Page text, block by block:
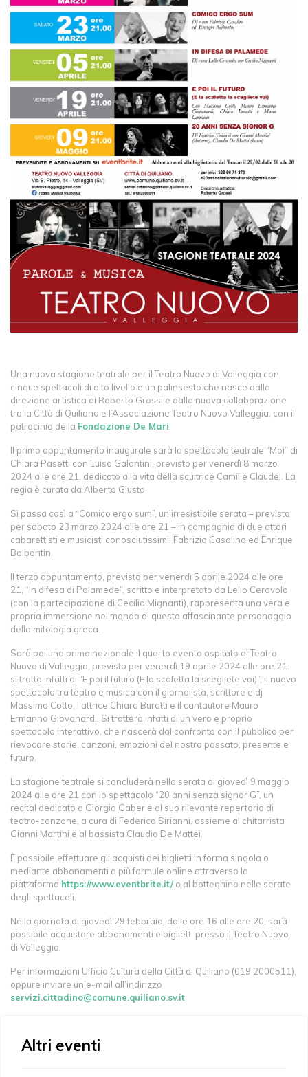
Una nuova stagione teatrale per il Teatro Nuovo di Valleggia con
cinque spettacoli di alto livello e un palinsesto che nasce dalla
direzione artistica di Roberto Grossi e dalla nuova collaborazione
tra la Città di Quiliano e l’Associazione Teatro Nuovo Valleggia, con il
patrocinio della Fondazione De Mari
Il primo appuntamento inaugurale sarà lo spettacolo teatrale “Moi” di
Chiara Pasetti con Luisa Galantini, previsto per venerdì 8 marzo
2024 alle ore 21, dedicato alla vita della scultrice Camille Claudel. La
regia è curata da Alberto Giusto.
Si passa così a “Comico ergo sum”, un’irresistibile serata – prevista
per sabato 23 marzo 2024 alle ore 21 – in compagnia di due attori
cabarettisti e musicisti conosciutissimi: Fabrizio Casalino ed Enrique
Balbontin.
Il terzo appuntamento, previsto per venerdì 5 aprile 2024 alle ore
21, “In difesa di Palamede”, scritto e interpretato da Lello Ceravolo
(con la partecipazione di Cecilia Mignanti), rappresenta una vera e
propria immersione nel mondo di questo affascinante personaggio
della mitologia greca.
Sarà poi una prima nazionale il quarto evento ospitato al Teatro
Nuovo di Valleggia, previsto per venerdì 19 aprile 2024 alle ore 21:
si tratta infatti di “E poi il futuro (E la scaletta la scegliete voi)”, il nuovo
spettacolo tra teatro e musica con il giornalista, scrittore e dj
Massimo Cotto, l’attrice Chiara Buratti e il cantautore Mauro
Ermanno Giovanardi. Si tratterà infatti di un vero e proprio
spettacolo interattivo, che nascerà dal confronto con il pubblico per
rievocare storie, canzoni, emozioni del nostro passato, presente e
futuro.
La stagione teatrale si concluderà nella serata di giovedì 9 maggio
2024 alle ore 21 con lo spettacolo “20 anni senza signor G”, un
recital dedicato a Giorgio Gaber e al suo rilevante repertorio di
teatro-canzone, a cura di Federico Sirianni, assieme al chitarrista
Gianni Martini e al bassista Claudio De Mattei.
È possibile effettuare gli acquisti dei biglietti in forma singola o
mediante abbonamenti a più formule online attraverso la
piattaforma https://www.eventbrite.it/o al botteghino nelle serate
degli spettacoli.
Nella giornata di giovedì 29 febbraio, dalle ore 16 alle ore 20, sarà
possibile acquistare abbonamenti e biglietti presso il Teatro Nuovo
di Valleggia.
Per informazioni Ufficio Cultura della Città di Quiliano (019 2000511),
oppure inviare un’e-mail all’indirizzo
servizi.cittadino@comune.quiliano.sv.it
Altri eventi